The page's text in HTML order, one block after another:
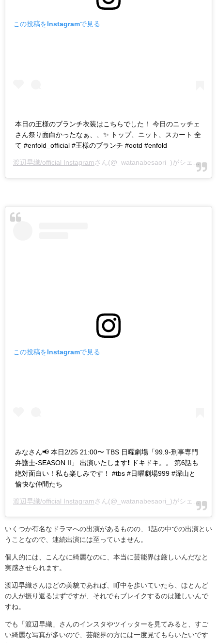
この投稿をInstagramで見る
本日の王様のブランチ衣装はこちらでした！ 今日のニッチェ
さん祭り面白かったなぁ、、✨ トップ、ニット、スカート 全
て #enfold_official #王様のブランチ #ootd #enfold
渡辺早織/official Instagramさん(@_watanabesaori_)がシェアした投稿 -
この投稿をInstagramで見る
みなさん📢 本日2/25 21:00〜 TBS 日曜劇場「99.9-刑事専門
弁護士-SEASON II」 出演いたします❗️ ドキドキ。。 第6話も
絶対面白い！私も楽しみです！ #tbs #日曜劇場999 #深山と
愉快な仲間たち
渡辺早織/official Instagramさん(@_watanabesaori_)がシェアした投稿 -
いくつか有名なドラマへの出演があるものの、 1 話の中での出演とい
うことなので、連続出演には至っていません。
個人的には、こんなに綺麗なのに、本当に芸能界は厳しいんだなと
実感させられます。
渡辺早織さんほどの美貌であれば、町中を歩いていたら、ほとんど
の人が振り返るはずですが、それでもブレイクするのは難しいんで
すね。
でも「渡辺早織」さんのインスタやツイッターを見てみると、すご
い綺麗な写真が多いので、芸能界の方には一度見てもらいたいです